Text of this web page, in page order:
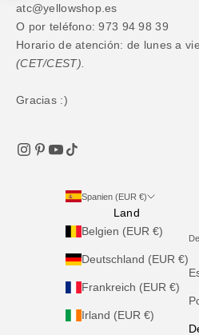
atc@yellowshop.es
O por teléfono: 973 94 98 39
Horario de atención: de lunes a
(CET/CEST).
Gracias :)
Spanien (EUR €)
Land
Belgien (EUR €)
Deutschland (EUR €)
Frankreich (EUR €)
Irland (EUR €)